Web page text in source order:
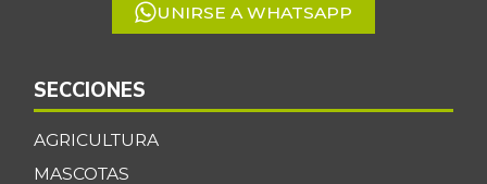
UNIRSE A WHATSAPP
SECCIONES
AGRICULTURA
MASCOTAS